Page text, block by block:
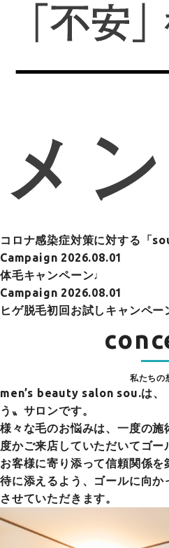
コロナ感染症対策に対する「
Campaign 2026.08.01
体毛キャンペーン♩
Campaign 2026.08.01
ヒゲ脱毛初回お試しキャンペー
私たちの
men’s beauty salon sou.は、
う〟サロンです。
様々な毛のお悩みは、一度の
度かご来店していただいてゴ
お客様に寄り添って信頼関係
待に添えるよう、ゴールに向
させていただきます。